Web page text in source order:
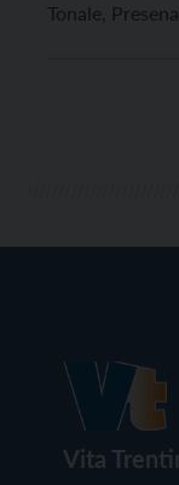
Tonale,
Vita